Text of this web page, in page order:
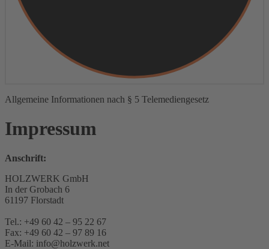
Allgemeine Informationen nach § 5 Telemediengesetz
Impressum
Anschrift:
HOLZWERK GmbH
In der Grobach 6
61197 Florstadt
Tel.: +49 60 42 – 95 22 67
Fax: +49 60 42 – 97 89 16
E-Mail: info@holzwerk.net